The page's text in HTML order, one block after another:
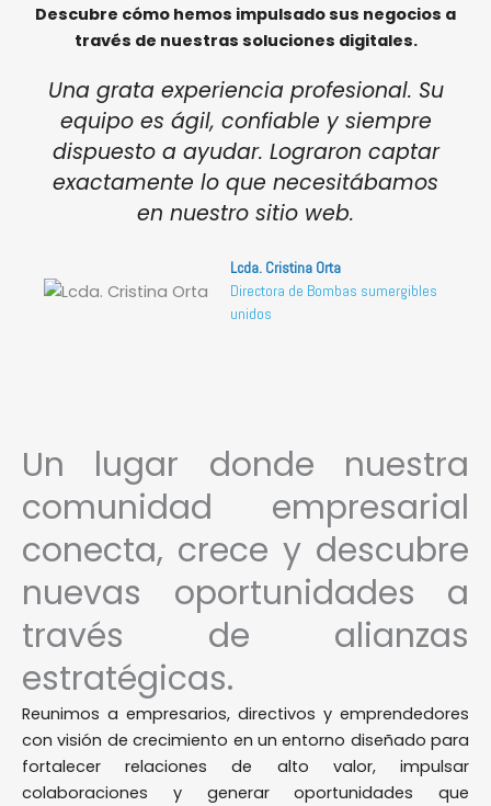
Descubre cómo hemos impulsado sus negocios a
través de nuestras soluciones digitales.
Una grata experiencia profesional. Su
equipo es ágil, confiable y siempre
dispuesto a ayudar. Lograron captar
exactamente lo que necesitábamos
en nuestro sitio web.
Lcda. Cristina Orta
Directora de Bombas sumergibles
unidos
Un lugar donde nuestra
comunidad empresarial
conecta, crece y descubre
nuevas oportunidades a
través de alianzas
estratégicas.
Reunimos a empresarios, directivos y emprendedores
con visión de crecimiento en un entorno diseñado para
fortalecer relaciones de alto valor, impulsar
colaboraciones y generar oportunidades que